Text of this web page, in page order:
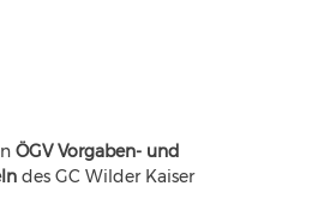
ÖGV Vorgaben- und
des GC Wilder Kaiser